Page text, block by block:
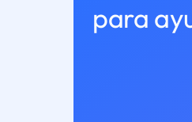
para